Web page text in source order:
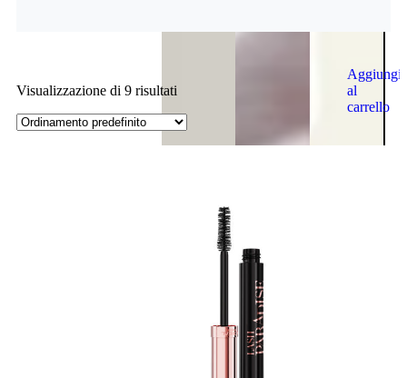
Aggiungi
al
carrello
Visualizzazione di 9 risultati